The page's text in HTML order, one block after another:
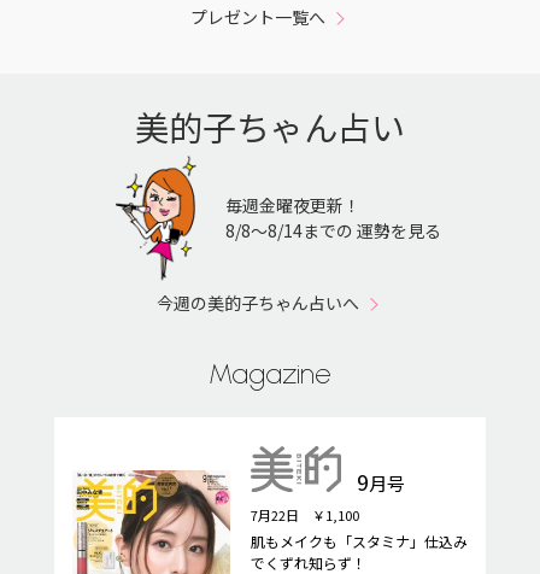
プレゼント一覧へ
美的子ちゃん占い
毎週金曜夜更新！
8/8〜8/14までの 運勢を見る
今週の美的子ちゃん占いへ
Magazine
9月号
7月22日 ￥1,100
肌もメイクも「スタミナ」仕込み
でくずれ知らず！